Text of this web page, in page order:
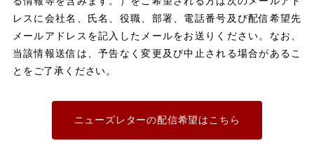
ユニオン
不利益取り扱い
不利益変更
レスに会社名、氏名、役職、部署、電話番号及び配信希望先
メールアドレスを記入したメールをお送りください。なお、
当該情報送信は、予告なく変更及び中止される場合があるこ
とをご了承ください。
ニューズレターの配信希望はこちら